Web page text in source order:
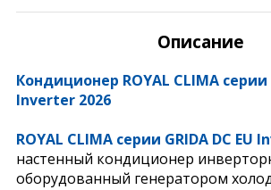
Описание
Кондиционер ROYAL CLIMA серии
Inverter 2026
ROYAL CLIMA серии GRIDA DC EU
настенный кондиционер
оборудованный генератором